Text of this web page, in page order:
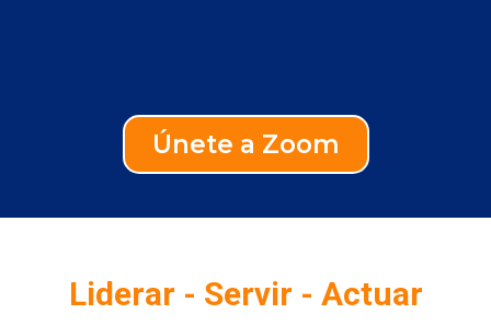
Únete a Zoom
Liderar - Servir - Actuar